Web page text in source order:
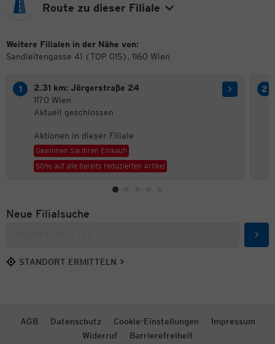
Route zu dieser Filiale
Weitere Filialen in der Nähe von:
Sandleitengasse 41 (TOP 015), 1160 Wien
2.31 km: Jörgerstraße 24
1170 Wien
Aktuell geschlossen
Aktionen in dieser Filiale
Gewinnen Sie Ihren Einkauf!
50% auf alle bereits reduzierten Artikel
Neue Filialsuche
STANDORT ERMITTELN
AGB Datenschutz Cookie-Einstellungen
Impressum
Widerruf
Barrierefreiheit